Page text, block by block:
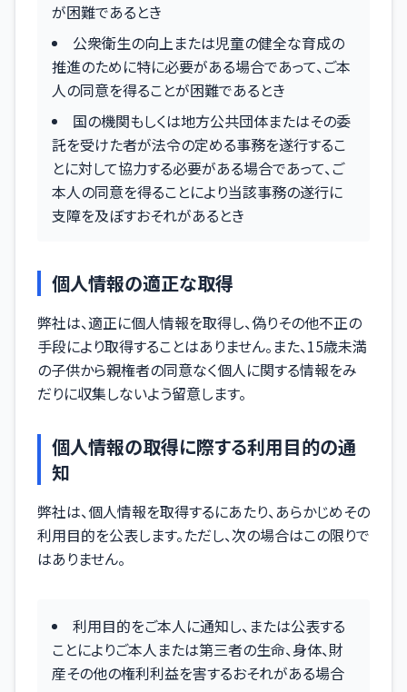
が困難であるとき
公衆衛生の向上または児童の健全な育成の
推進のために特に必要がある場合であって、ご本
人の同意を得ることが困難であるとき
国の機関もしくは地方公共団体またはその委
託を受けた者が法令の定める事務を遂行するこ
とに対して協力する必要がある場合であって、ご
本人の同意を得ることにより当該事務の遂行に
支障を及ぼすおそれがあるとき
個人情報の適正な取得
弊社は、適正に個人情報を取得し、偽りその他不正の
手段により取得することはありません。また、15歳未満
の子供から親権者の同意なく個人に関する情報をみ
だりに収集しないよう留意します。
個人情報の取得に際する利用目的の通
知
弊社は、個人情報を取得するにあたり、あらかじめその
利用目的を公表します。ただし、次の場合はこの限りで
はありません。
利用目的をご本人に通知し、または公表する
ことによりご本人または第三者の生命、身体、財
産その他の権利利益を害するおそれがある場合